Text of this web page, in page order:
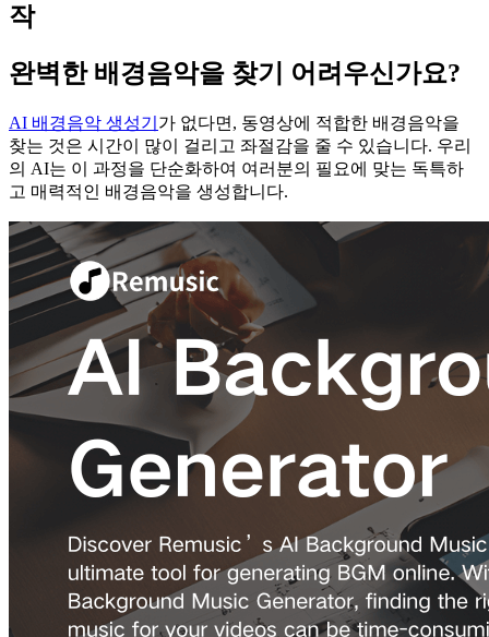
작
완벽한 배경음악을 찾기 어려우신가요?
AI 배경음악 생성기 가 없다면, 동영상에 적합한 배경음악을
찾는 것은 시간이 많이 걸리고 좌절감을 줄 수 있습니다. 우리
의 AI는 이 과정을 단순화하여 여러분의 필요에 맞는 독특하
고 매력적인 배경음악을 생성합니다.